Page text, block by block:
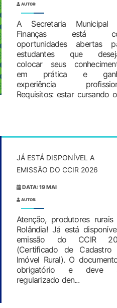
AUTOR:
A Secretaria Municipal
Finanças está
oportunidades abertas
estudantes que
colocar seus
em prática e
experiência
Requisitos: estar cursando
JÁ ESTÁ DISPONÍVEL A
EMISSÃO DO CCIR 2026
DATA: 19 MAI
AUTOR:
Atenção, produtores rurais
Rolândia! Já está
emissão do CCIR
(Certificado de Cadastro
Imóvel Rural). O
obrigatório e deve
regularizado den...